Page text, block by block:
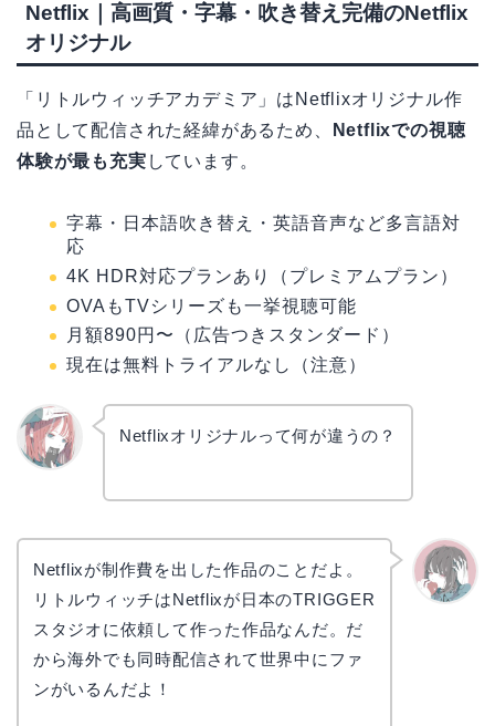
Netflix｜高画質・字幕・吹き替え完備のNetflix
オリジナル
「リトルウィッチアカデミア」はNetflixオリジナル作
品として配信された経緯があるため、
Netflixでの視聴
体験が最も充実 しています。
字幕・日本語吹き替え・英語音声など多言語対
応
4K HDR対応プランあり（プレミアムプラン）
OVAもTVシリーズも一挙視聴可能
月額890円〜（広告つきスタンダード）
現在は無料トライアルなし（注意）
Netflixオリジナルって何が違うの？
Netflixが制作費を出した作品のことだよ。
リトルウィッチはNetflixが日本のTRIGGER
スタジオに依頼して作った作品なんだ。だ
から海外でも同時配信されて世界中にファ
ンがいるんだよ！